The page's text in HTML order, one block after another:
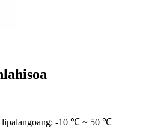
lipalangoang: -10 ℃ ~ 50 ℃